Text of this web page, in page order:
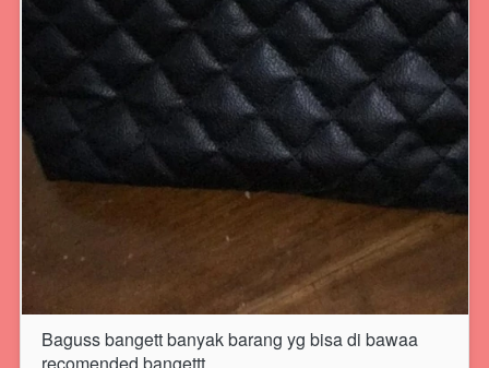
Baguss bangett banyak barang yg bisa di bawaa
recomended bangettt